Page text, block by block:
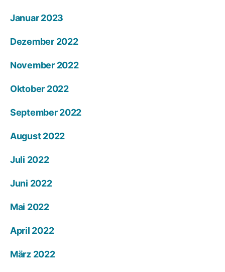
Januar 2023
Dezember 2022
November 2022
Oktober 2022
September 2022
August 2022
Juli 2022
Juni 2022
Mai 2022
April 2022
März 2022